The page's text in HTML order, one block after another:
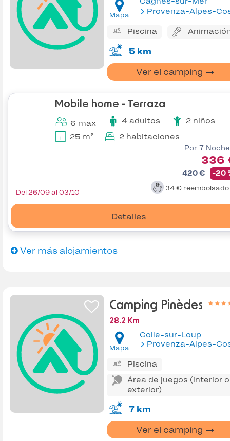
Mapa
Provenza-Alpes-Costa
Piscina
5 km
Ver el camping
Mobile home - Terraza
6 max 4 adultos
2 niños
25 m²
2 habitaciones
Por 7
336
420 € -20
34 € reembolsado
Detalles
Del 26/09 al 03/10
Ver más alojamientos
Camping Pinèdes
28.2 Km
Mapa
Colle-sur-Loup
Provenza-Alpes-Costa
Piscina
Área de juegos (interior o
exterior)
7 km
Ver el camping